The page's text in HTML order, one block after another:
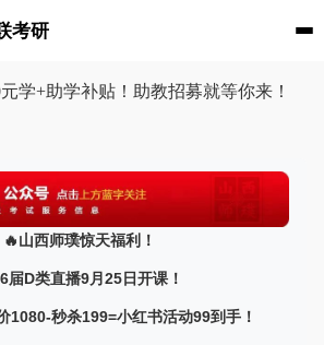
考研
学+助学补贴！助教招募就等你来！
🔥山西师璞惊天福利！
届D类直播9月25日开课！
1080-秒杀199=小红书活动99到手！